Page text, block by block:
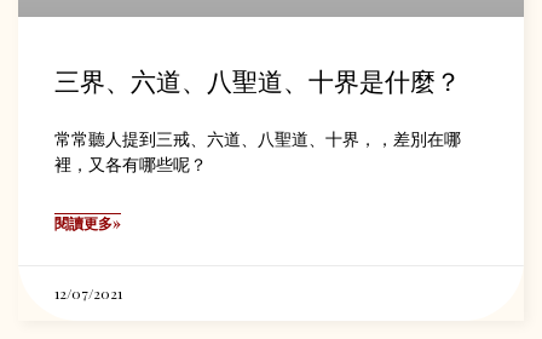
三界、六道、八聖道、十界是什麼？
常常聽人提到三戒、六道、八聖道、十界，，差別在哪
裡，又各有哪些呢？
閱讀更多»
12/07/2021